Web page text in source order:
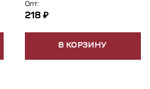
Опт:
218 ₽
В КОРЗИНУ